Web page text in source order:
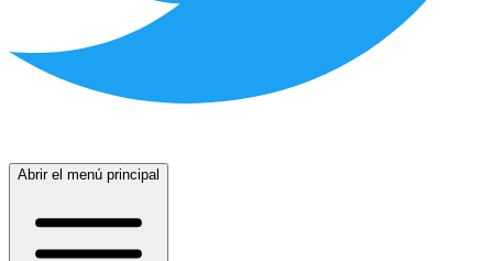
Abrir el menú principal